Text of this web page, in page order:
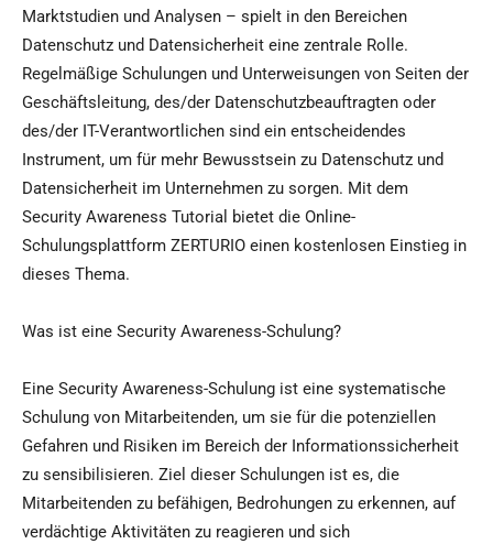
Marktstudien und Analysen – spielt in den Bereichen
Datenschutz und Datensicherheit eine zentrale Rolle.
Regelmäßige Schulungen und Unterweisungen von Seiten der
Geschäftsleitung, des/der Datenschutzbeauftragten oder
des/der IT-Verantwortlichen sind ein entscheidendes
Instrument, um für mehr Bewusstsein zu Datenschutz und
Datensicherheit im Unternehmen zu sorgen. Mit dem
Security Awareness Tutorial bietet die Online-
Schulungsplattform ZERTURIO einen kostenlosen Einstieg in
dieses Thema.
Was ist eine Security Awareness-Schulung?
Eine Security Awareness-Schulung ist eine systematische
Schulung von Mitarbeitenden, um sie für die potenziellen
Gefahren und Risiken im Bereich der Informationssicherheit
zu sensibilisieren. Ziel dieser Schulungen ist es, die
Mitarbeitenden zu befähigen, Bedrohungen zu erkennen, auf
verdächtige Aktivitäten zu reagieren und sich